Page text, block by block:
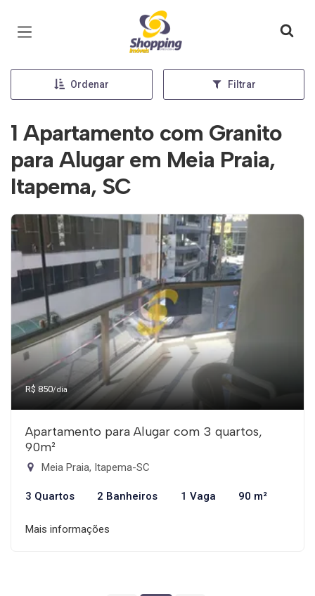
Página inicial
Ordenar Filtrar
1 Apartamento com Granito
para Alugar em Meia Praia,
Itapema, SC
R$ 850/dia
Apartamento para Alugar com 3 quartos,
90m²
Meia Praia, Itapema-SC
3 Quartos 2 Banheiros 1 Vaga 90 m²
Mais informações